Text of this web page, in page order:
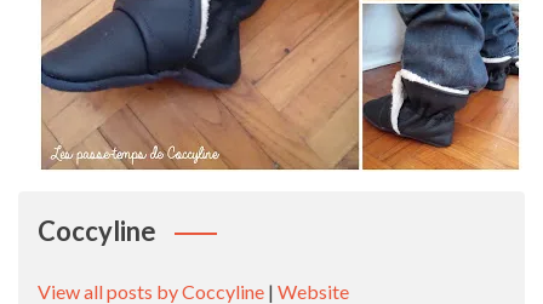
Coccyline
View all posts by Coccyline | Website